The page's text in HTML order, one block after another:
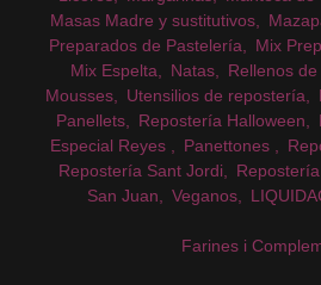
Masas Madre y sustitutivos
Preparados de Pastelería
Mix
Mix Espelta
Natas Rellenos
Mousses
Utensilios de repostería
Panellets
Repostería Halloween
Especial Reyes
Panettones
Repostería Sant Jordi
San Juan
Veganos
Farines i